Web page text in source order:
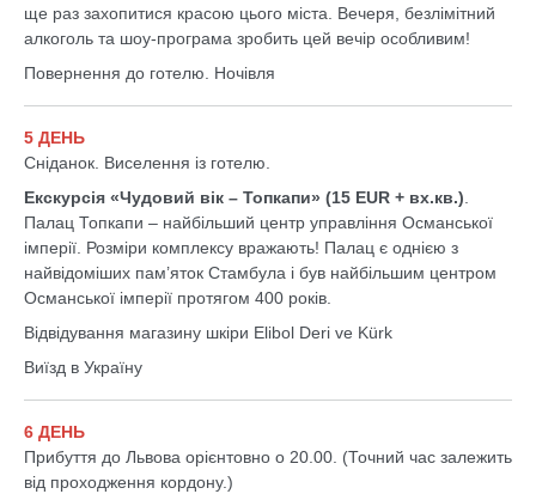
ще раз захопитися красою цього міста. Вечеря, безлімітний
алкоголь та шоу-програма зробить цей вечір особливим!
Повернення до готелю. Ночівля
5 ДЕНЬ
Сніданок. Виселення із готелю.
Екскурсія «Чудовий вік – Топкапи» (15 EUR + вх.кв.).
Палац Топкапи – найбільший центр управління Османської
імперії. Розміри комплексу вражають! Палац є однією з
найвідоміших пам’яток Стамбула і був найбільшим центром
Османської імперії протягом 400 років.
Відвідування магазину шкіри Elibol Deri ve Kürk
Виїзд в Україну
6 ДЕНЬ
Прибуття до Львова орієнтовно о 20.00. (Точний час залежить
від проходження кордону.)